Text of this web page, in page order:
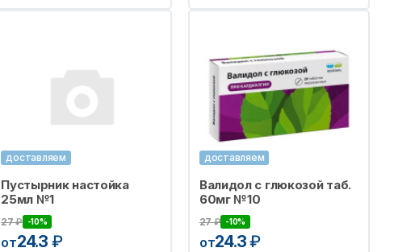
доставляем
Пустырник настойка
25мл №1
27₽ -10%
от24.3 ₽
доставляем
Валидол с глюкозой таб.
60мг №10
27₽ -10%
от24.3₽